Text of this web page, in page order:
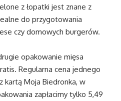
z łopatki jest znane z
do przygotowania
czy domowych burgerów.
opakowanie mięsa
Regularna cena jednego
kartą Moja Biedronka, w
zapłacimy tylko 5,49